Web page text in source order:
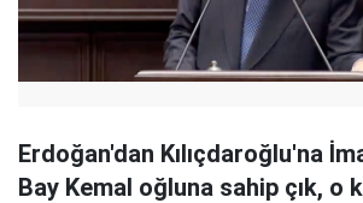
Erdoğan'dan Kılıçdaroğlu'na
Bay Kemal oğluna sahip çık, o